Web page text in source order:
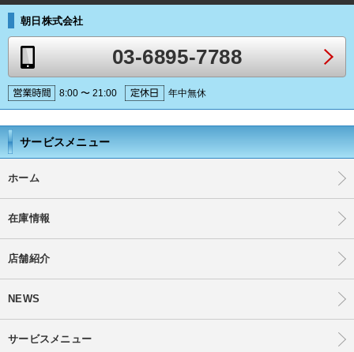
朝日株式会社
03-6895-7788
8:00 〜 21:00 年中無休
サービスメニュー
ホーム
在庫情報
店舗紹介
NEWS
サービスメニュー